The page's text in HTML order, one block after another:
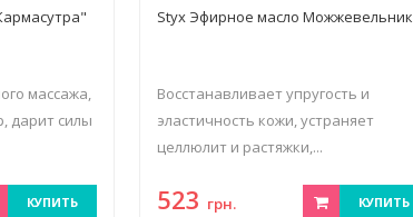
массажа,
дарит силы
КУПИТЬ
Styx Эфирное масло Можжевельник
Восстанавливает упругость и
эластичность кожи, устраняет
целлюлит и растяжки,...
523 грн. КУПИТЬ